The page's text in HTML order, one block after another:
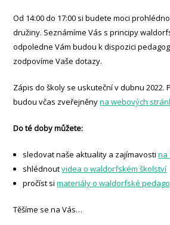
Od 14:00 do 17:00 si budete moci
družiny. Seznámíme Vás s principy
odpoledne Vám budou k dispozici
zodpovíme Vaše dotazy.
Zápis do školy se uskuteční v dubnu 2022.
budou včas zveřejněnyna webových
Do té doby můžete:
sledovat naše aktuality a zajímavostina
shlédnoutvidea o waldorfském školství
pročíst simateriály o waldorfské
Těšíme se na Vás…